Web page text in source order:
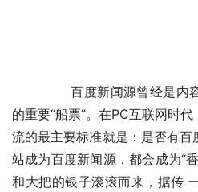
的重要“船票”。在PC互联网时
流的最主要标准就是：是否有
站成为百度新闻源，都会成为“
和大把的银子滚滚而来，据传